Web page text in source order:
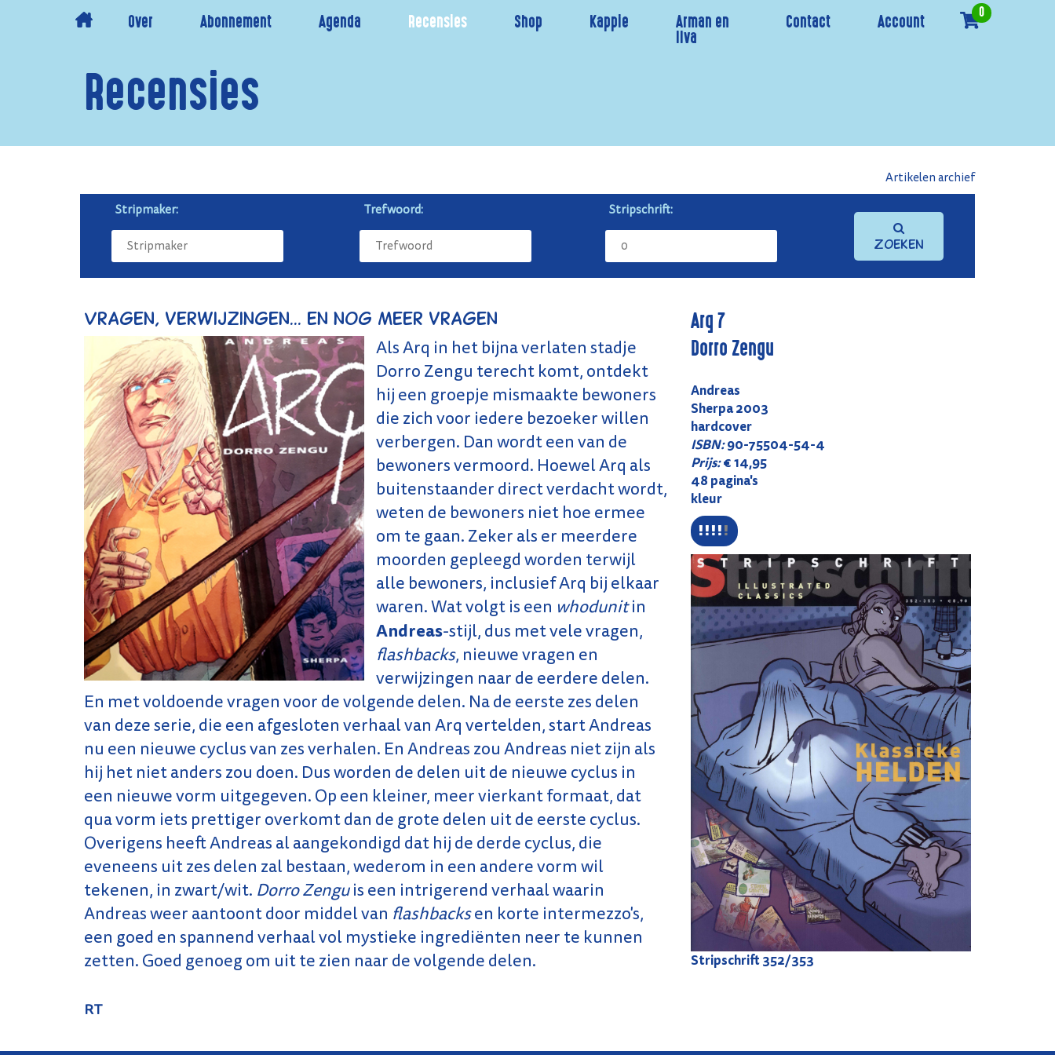
Over Abonnement Agenda Recensies Shop Kappie Arman en
Ilva
Contact Account 0
Recensies
Artikelen archief
Stripmaker:
Trefwoord: Stripschrift:
Zoeken
Vragen, verwijzingen... en nog meer vragen
Als Arq in het bijna verlaten stadje
Dorro Zengu terecht komt, ontdekt
hij een groepje mismaakte bewoners
die zich voor iedere bezoeker willen
verbergen. Dan wordt een van de
bewoners vermoord. Hoewel Arq als
buitenstaander direct verdacht wordt,
weten de bewoners niet hoe ermee
om te gaan. Zeker als er meerdere
moorden gepleegd worden terwijl
alle bewoners, inclusief Arq bij elkaar
waren. Wat volgt is een whodunitin
Andreas-stijl, dus met vele vragen,
flashbacks, nieuwe vragen en
verwijzingen naar de eerdere delen.
En met voldoende vragen voor de volgende delen. Na de eerste zes delen
van deze serie, die een afgesloten verhaal van Arq vertelden, start Andreas
nu een nieuwe cyclus van zes verhalen. En Andreas zou Andreas niet zijn als
hij het niet anders zou doen. Dus worden de delen uit de nieuwe cyclus in
een nieuwe vorm uitgegeven. Op een kleiner, meer vierkant formaat, dat
qua vorm iets prettiger overkomt dan de grote delen uit de eerste cyclus.
Overigens heeft Andreas al aangekondigd dat hij de derde cyclus, die
eveneens uit zes delen zal bestaan, wederom in een andere vorm wil
tekenen, in zwart/wit. Dorro Zenguis een intrigerend verhaal waarin
Andreas weer aantoont door middel van flashbacksen korte intermezzo's,
een goed en spannend verhaal vol mystieke ingrediënten neer te kunnen
zetten. Goed genoeg om uit te zien naar de volgende delen.
RT
Arq 7
Dorro Zengu
Andreas
Sherpa 2003
hardcover
ISBN:90-75504-54-4
Prijs:€ 14,95
48 pagina's
kleur
Stripschrift352/353